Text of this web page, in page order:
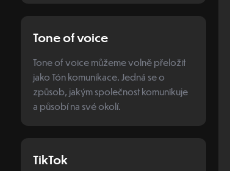
Tone of voice
Tone of voice můžeme volně přeložit
jako Tón komunikace. Jedná se o
způsob, jakým společnost komunikuje
a působí na své okolí.
TikTok